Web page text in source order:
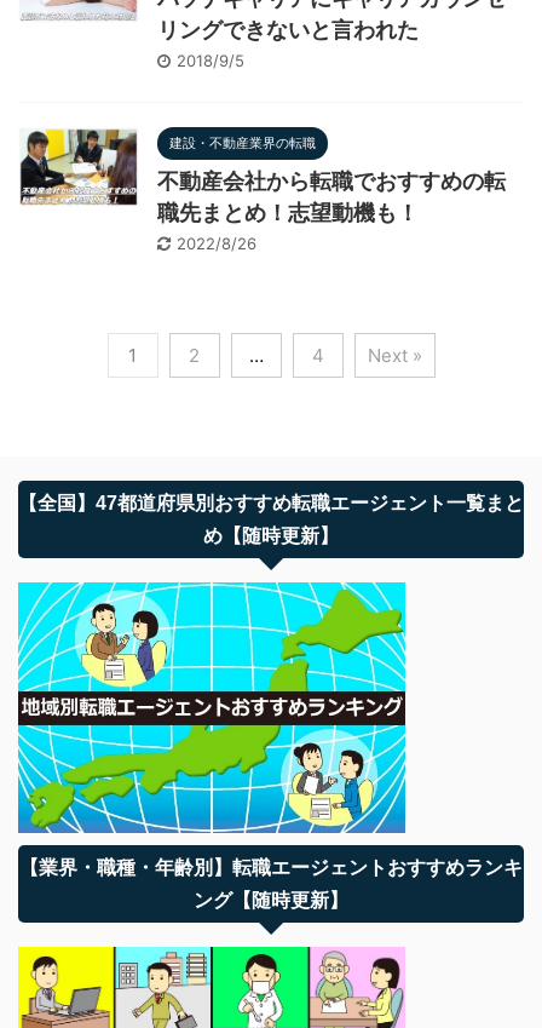
リングできないと言われた
2018/9/5
建設・不動産業界の転職
不動産会社から転職でおすすめの転
職先まとめ！志望動機も！
2022/8/26
1 2 … 4 Next »
【全国】47都道府県別おすすめ転職エージェント一覧まと
め【随時更新】
【業界・職種・年齢別】転職エージェントおすすめランキ
ング【随時更新】